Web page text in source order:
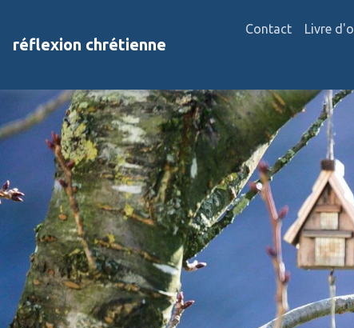
réflexion chrétienne
Contact Livre